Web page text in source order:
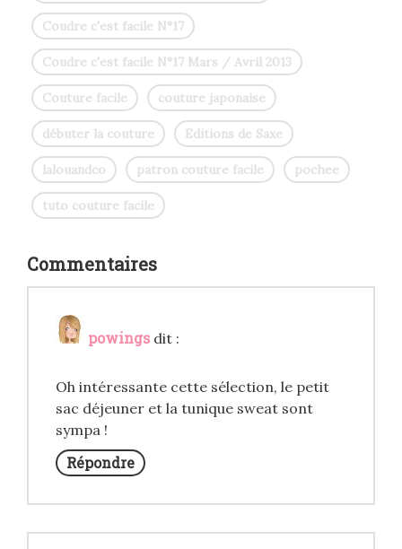
Coudre c'est facile N°17
Coudre c'est facile N°17 Mars / Avril 2013
Couture facile couture japonaise
débuter la couture Editions de Saxe
lalouandco patron couture facile pochee
tuto couture facile
Commentaires
powings dit :
Oh intéressante cette sélection, le petit
sac déjeuner et la tunique sweat sont
sympa !
Répondre